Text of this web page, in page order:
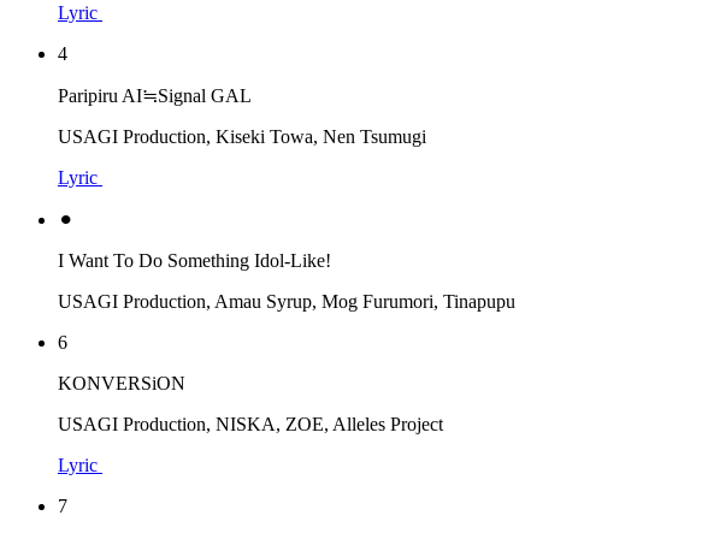
Lyric
4
Paripiru AI≒Signal GAL
USAGI Production, Kiseki Towa, Nen Tsumugi
Lyric
⚫︎
I Want To Do Something Idol-Like!
USAGI Production, Amau Syrup, Mog Furumori, Tinapupu
6
KONVERSiON
USAGI Production, NISKA, ZOE, Alleles Project
Lyric
7